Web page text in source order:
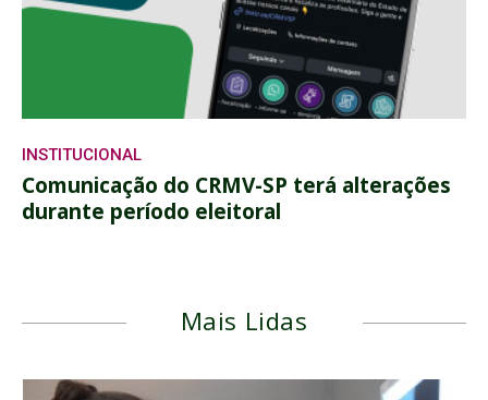
INSTITUCIONAL
Comunicação do CRMV-SP terá alterações
durante período eleitoral
Mais Lidas